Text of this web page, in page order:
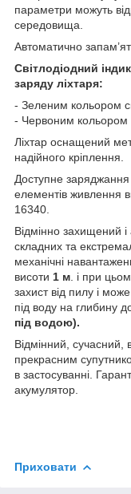
параметри можуть
середовища.
Автоматично
Світлодіодний
заряду ліхтаря:
- Зеленим кольором
- Червоним кольором
Ліхтар оснащений
надійного кріплення.
Доступне
елементів живлення
16340.
Відмінно захищений
складних та
механічні
висоти 1 м . і при
захист від пилу і
під воду на глибину
під водою).
Відмінний, сучасний,
прекрасним
в застосуванні.
акумулятор.
Приховати